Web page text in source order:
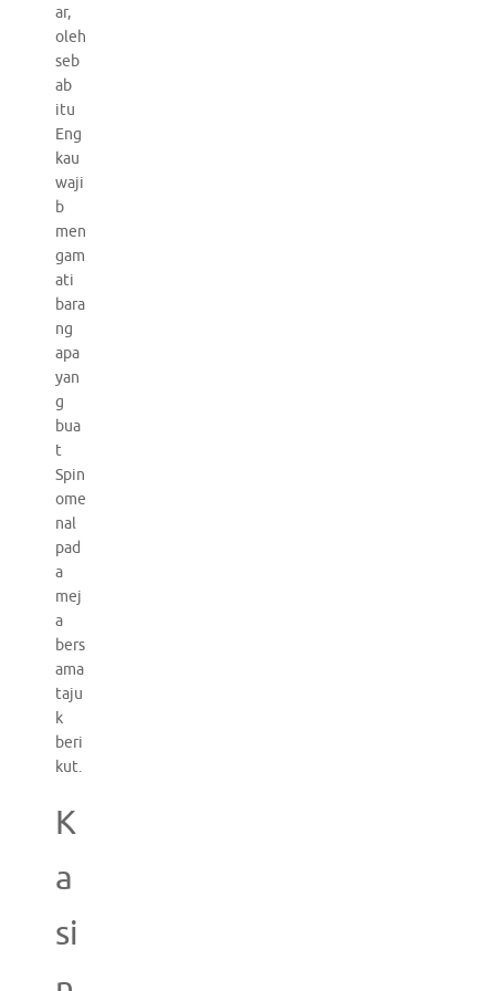
ar,
oleh
seb
ab
itu
Eng
kau
waji
b
men
gam
ati
bara
ng
apa
yan
g
bua
t
Spin
ome
nal
pad
a
mej
a
bers
ama
taju
k
beri
kut.
K
a
si